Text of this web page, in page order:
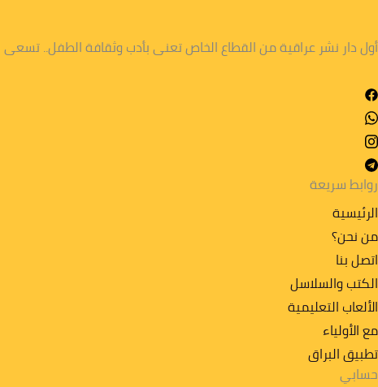
أول دار نشر عراقية من القطاع الخاص تعنى بأدب وثقافة الطفل..
روابط سريعة
الرئيسية
من نحن؟
اتصل بنا
الكتب والسلاسل
الألعاب التعليمية
مع الأولياء
تطبیق البراق
حسابي